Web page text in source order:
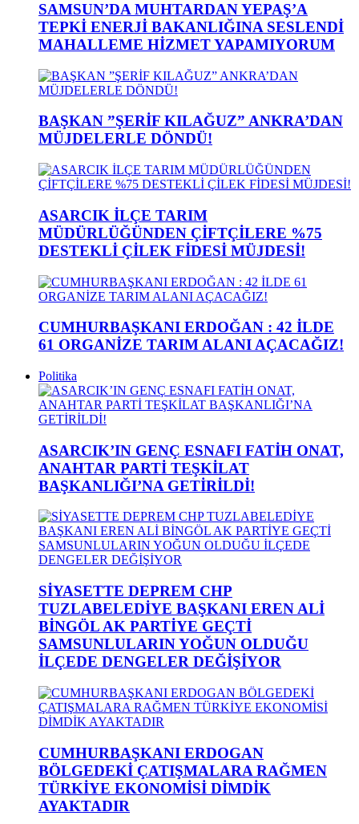
SAMSUN’DA MUHTARDAN YEPAŞ’A
TEPKİ ENERJİ BAKANLIĞINA SESLENDİ
MAHALLEME HİZMET YAPAMIYORUM
BAŞKAN ”ŞERİF KILAĞUZ” ANKRA’DAN
MÜJDELERLE DÖNDÜ!
ASARCIK İLÇE TARIM
MÜDÜRLÜĞÜNDEN ÇİFTÇİLERE %75
DESTEKLİ ÇİLEK FİDESİ MÜJDESİ!
CUMHURBAŞKANI ERDOĞAN : 42 İLDE
61 ORGANİZE TARIM ALANI AÇACAĞIZ!
Politika
ASARCIK’IN GENÇ ESNAFI FATİH ONAT,
ANAHTAR PARTİ TEŞKİLAT
BAŞKANLIĞI’NA GETİRİLDİ!
SİYASETTE DEPREM CHP
TUZLABELEDİYE BAŞKANI EREN ALİ
BİNGÖL AK PARTİYE GEÇTİ
SAMSUNLULARIN YOĞUN OLDUĞU
İLÇEDE DENGELER DEĞİŞİYOR
CUMHURBAŞKANI ERDOGAN
BÖLGEDEKİ ÇATIŞMALARA RAĞMEN
TÜRKİYE EKONOMİSİ DİMDİK
AYAKTADIR